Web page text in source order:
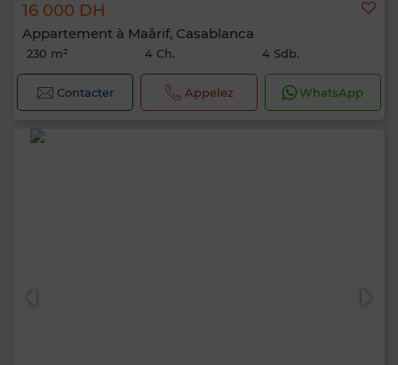
16 000 DH
Appartement à Maârif, Casablanca
230 m² 4 Ch. 4 Sdb.
Contacter Appelez WhatsApp